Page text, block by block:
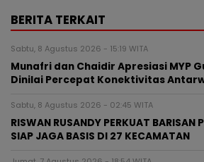
BERITA TERKAIT
Sabtu, 8 Agustus 2026 - 15:19 WITA
Munafri dan Chaidir Apresiasi MYP
Dinilai Percepat Konektivitas
Sabtu, 8 Agustus 2026 - 02:45 WITA
RISWAN RUSANDY PERKUAT BARISAN
SIAP JAGA BASIS DI 27 KECAMATAN